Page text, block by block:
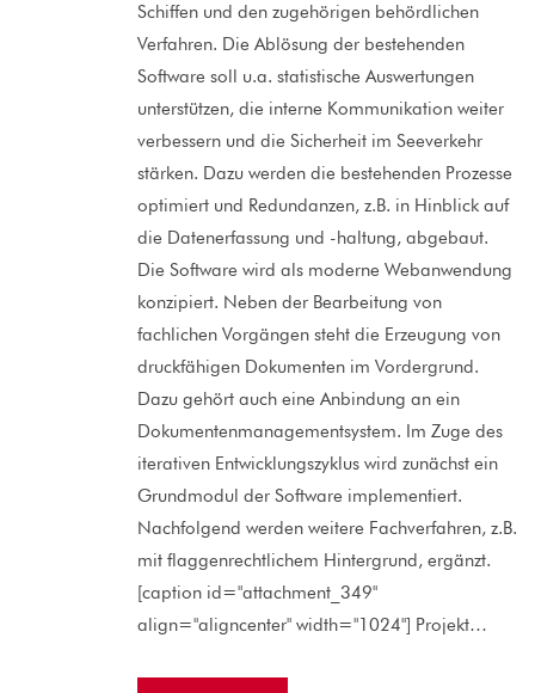
Schiffen und den zugehörigen behördlichen
Verfahren. Die Ablösung der bestehenden
Software soll u.a. statistische Auswertungen
unterstützen, die interne Kommunikation weiter
verbessern und die Sicherheit im Seeverkehr
stärken. Dazu werden die bestehenden Prozesse
optimiert und Redundanzen, z.B. in Hinblick auf
die Datenerfassung und -haltung, abgebaut.
Die Software wird als moderne Webanwendung
konzipiert. Neben der Bearbeitung von
fachlichen Vorgängen steht die Erzeugung von
druckfähigen Dokumenten im Vordergrund.
Dazu gehört auch eine Anbindung an ein
Dokumentenmanagementsystem. Im Zuge des
iterativen Entwicklungszyklus wird zunächst ein
Grundmodul der Software implementiert.
Nachfolgend werden weitere Fachverfahren, z.B.
mit flaggenrechtlichem Hintergrund, ergänzt.
[caption id="attachment_349"
align="aligncenter" width="1024"] Projekt…